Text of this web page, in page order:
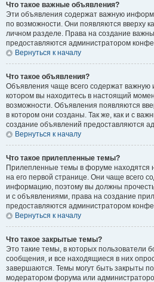
Что такое важные объявления?
Эти объявления содержат важную
по возможности. Они появляются вверху
личном разделе. Права на создание
предоставляются администратором
Вернуться к началу
Что такое объявления?
Объявления чаще всего содержат
котором вы находитесь в настоящий
возможности. Объявления появляются
в котором они созданы. Так же, как и с
создание объявлений предоставляются
Вернуться к началу
Что такое прилепленные темы?
Прилепленные темы в форуме находятся
на его первой странице. Они чаще всего
информацию, поэтому вы должны
и с объявлениями, права на создание
предоставляются администратором
Вернуться к началу
Что такое закрытые темы?
Это такие темы, в которых пользователи
сообщения, и все находящиеся в них
завершаются. Темы могут быть закрыты
модератором форума или